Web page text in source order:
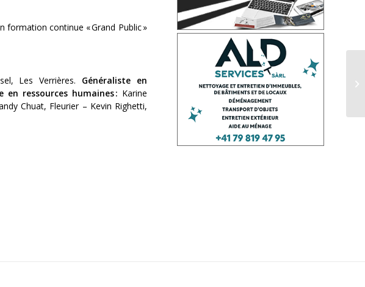
formation continue « Grand Public »
Les Verrières. Généraliste en
en ressources humaines : Karine
Chuat, Fleurier – Kevin Righetti,